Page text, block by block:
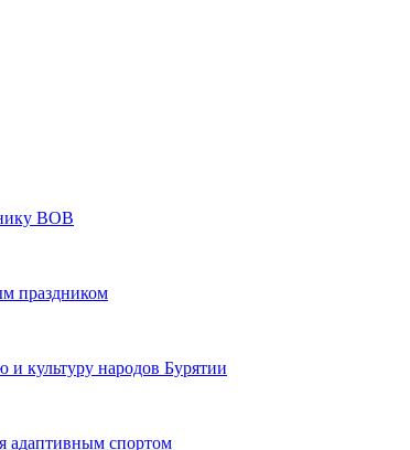
ВОВ
праздником
и культуру народов Бурятии
адаптивным спортом